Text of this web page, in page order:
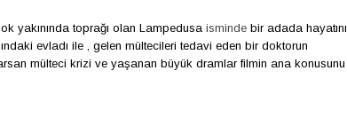
yakınında toprağı olan Lampedusa ismindebir adada hayatını
evladı ile , gelen mültecileri tedavi eden bir doktorun
mülteci krizi ve yaşanan büyük dramlar filmin ana konusunu